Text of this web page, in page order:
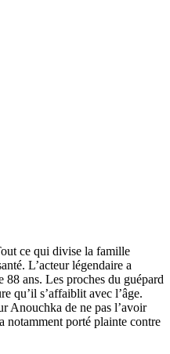
ce qui divise la famille
L’acteur légendaire a
88 ans. Les proches du guépard
qu’il s’affaiblit avec l’âge.
Anouchka de ne pas l’avoir
notamment porté plainte contre